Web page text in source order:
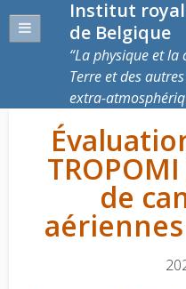
Institut
de Belgique
La physique et la
Terre et des
extra-
de